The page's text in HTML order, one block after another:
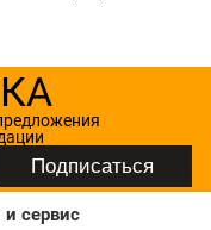
и сервис